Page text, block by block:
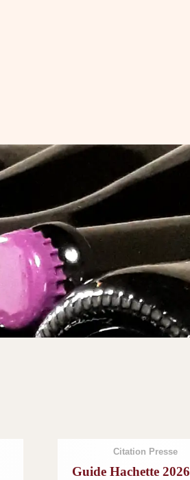
Citation Presse
Guide Hachette 2026